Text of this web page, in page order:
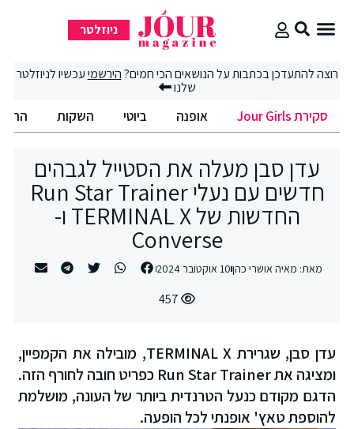
הכי חמים?הירשמיעכשיו לניוזלטר
אופנה ביוטי השקות החיים הטובים אוכל
את הסטייל לגבהים
חדשים עם נעלי Run Star Trainer
החדשות של TERMINAL X ו-
עדן סבן, שגרירת TERMINAL X, מובילה את הקמפיין,
ומציגה את Run Star Trainer כפריט חובה לחורף הזה.
ביותר של העונה, מושלמת
הופעה.